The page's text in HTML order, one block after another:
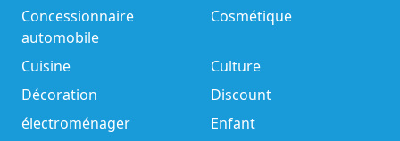
Concessionnaire
automobile
Cosmétique
Cuisine
Culture
Décoration
Discount
électroménager
Enfant